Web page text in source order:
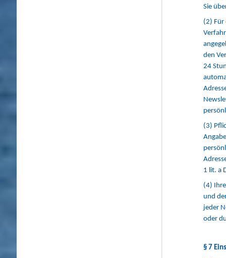
Sie
(2) Für
den
24
(3)
1 lit. a
(4)
und
jeder
oder
§ 7